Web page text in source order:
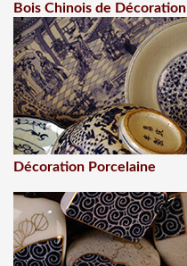
Bois Chinois de Décoration
Décoration Porcelaine